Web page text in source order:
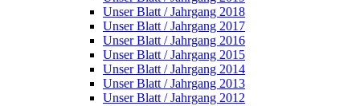
Unser Blatt / Jahrgang 2018
Unser Blatt / Jahrgang 2017
Unser Blatt / Jahrgang 2016
Unser Blatt / Jahrgang 2015
Unser Blatt / Jahrgang 2014
Unser Blatt / Jahrgang 2013
Unser Blatt / Jahrgang 2012